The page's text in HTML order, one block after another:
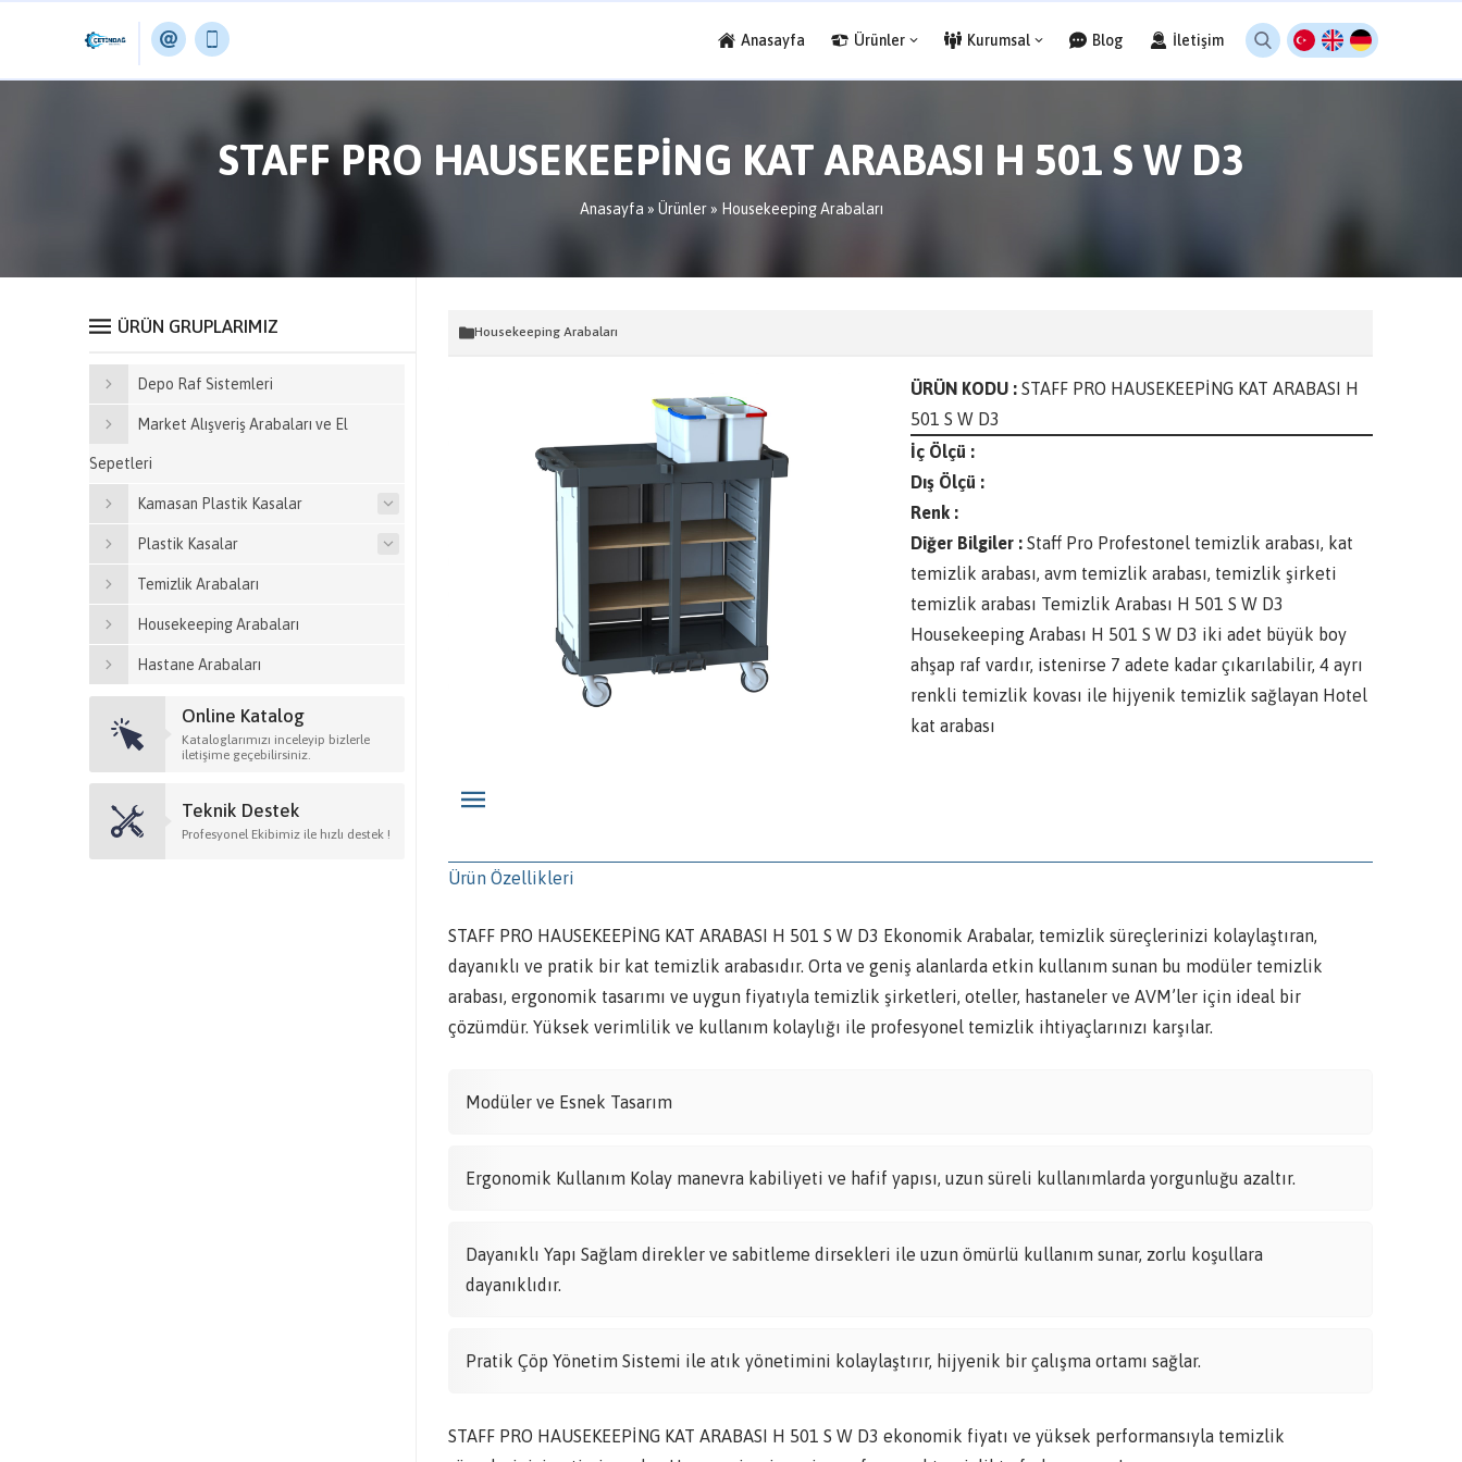
Anasayfa Ürünler Kurumsal Blog İletişim
STAFF PRO HAUSEKEEPİNG KAT ARABASI H 501 S W D3
Anasayfa » Ürünler» Housekeeping Arabaları
Housekeeping Arabaları
ÜRÜN KODU : STAFF PRO HAUSEKEEPİNG KAT ARABASI H
501 S W D3
İç Ölçü :
Dış Ölçü :
Renk :
Diğer Bilgiler : Staff Pro Profestonel temizlik arabası, kat
temizlik arabası, avm temizlik arabası, temizlik şirketi
temizlik arabası Temizlik Arabası H 501 S W D3
Housekeeping Arabası H 501 S W D3 iki adet büyük boy
ahşap raf vardır, istenirse 7 adete kadar çıkarılabilir, 4 ayrı
renkli temizlik kovası ile hijyenik temizlik sağlayan Hotel
kat arabası
Ürün Özellikleri
STAFF PRO HAUSEKEEPİNG KAT ARABASI H 501 S W D3 Ekonomik Arabalar, temizlik süreçlerinizi kolaylaştıran,
dayanıklı ve pratik bir kat temizlik arabasıdır. Orta ve geniş alanlarda etkin kullanım sunan bu modüler temizlik
arabası, ergonomik tasarımı ve uygun fiyatıyla temizlik şirketleri, oteller, hastaneler ve AVM’ler için ideal bir
çözümdür. Yüksek verimlilik ve kullanım kolaylığı ile profesyonel temizlik ihtiyaçlarınızı karşılar.
Modüler ve Esnek Tasarım
Ergonomik Kullanım Kolay manevra kabiliyeti ve hafif yapısı, uzun süreli kullanımlarda yorgunluğu azaltır.
Dayanıklı Yapı Sağlam direkler ve sabitleme dirsekleri ile uzun ömürlü kullanım sunar, zorlu koşullara
dayanıklıdır.
Pratik Çöp Yönetim Sistemi ile atık yönetimini kolaylaştırır, hijyenik bir çalışma ortamı sağlar.
STAFF PRO HAUSEKEEPİNG KAT ARABASI H 501 S W D3 ekonomik fiyatı ve yüksek performansıyla temizlik
ÜRÜN GRUPLARIMIZ
Depo Raf Sistemleri
Market Alışveriş Arabaları ve El
Sepetleri
Kamasan Plastik Kasalar
Plastik Kasalar
Temizlik Arabaları
Housekeeping Arabaları
Hastane Arabaları
Online Katalog
Kataloglarımızı inceleyip bizlerle
iletişime geçebilirsiniz.
Teknik Destek
Profesyonel Ekibimiz ile hızlı destek !